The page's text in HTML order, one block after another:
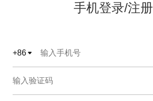
手机登录/注册
+86